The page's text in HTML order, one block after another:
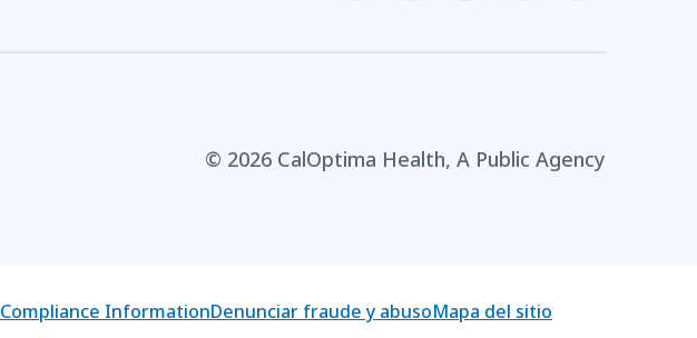
© 2026 CalOptima Health, A Public Agency
Compliance InformationDenunciar fraude y abusoMapa del sitio